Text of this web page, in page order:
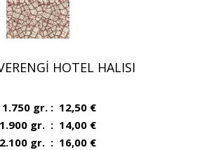
HOTEL HALISI
gr. : 12,50 €
gr. : 14,00 €
gr. : 16,00 €